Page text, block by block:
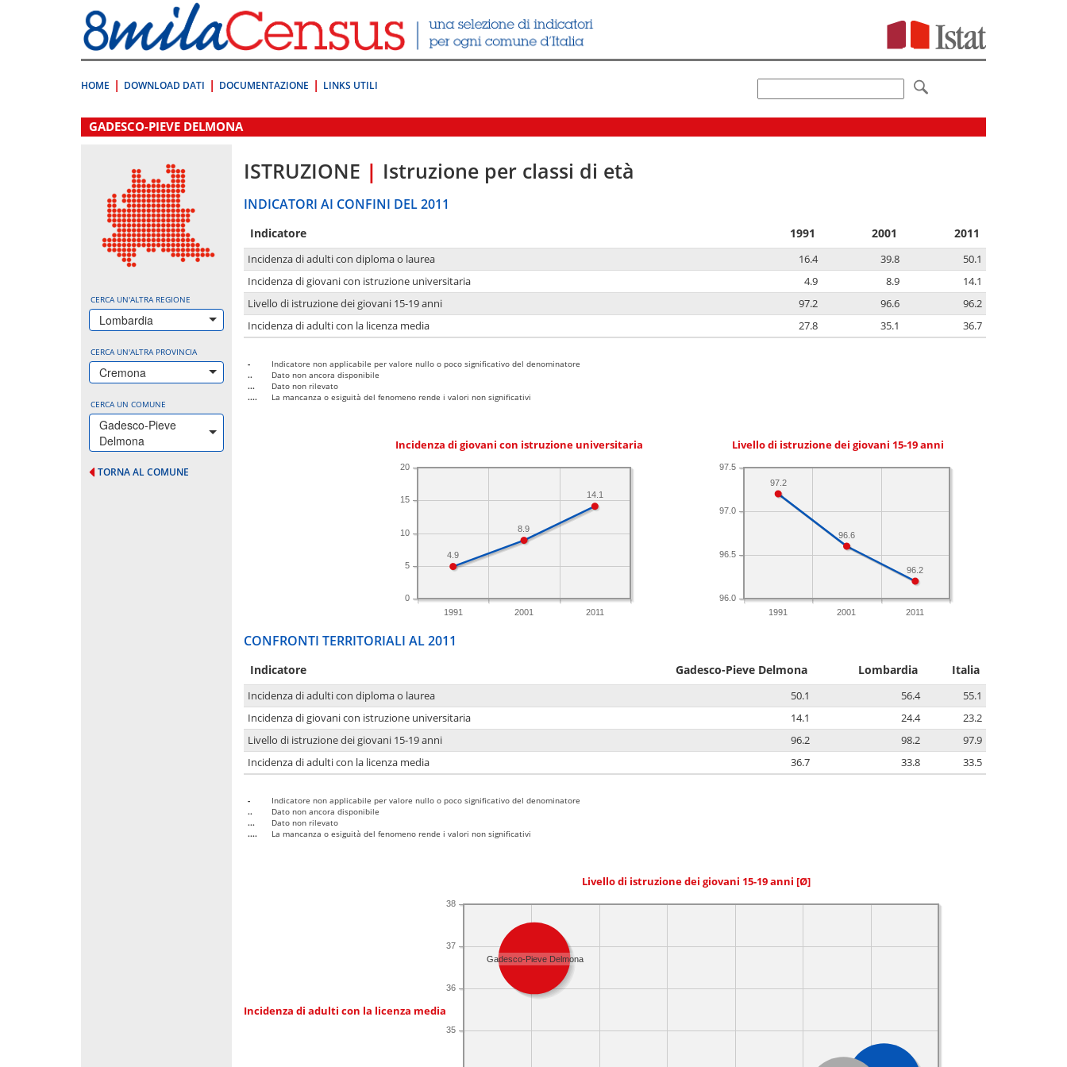
direttamente
a:
Contenuto
HOME DOWNLOAD DATI DOCUMENTAZIONE LINKS UTILI
.
GADESCO-PIEVE DELMONA
CERCA UN'ALTRA REGIONE
Lombardia
CERCA UN'ALTRA PROVINCIA
Cremona
CERCA UN COMUNE
Gadesco-Pieve
Delmona
TORNA AL COMUNE
ISTRUZIONE | Istruzione per classi di età
INDICATORI AI CONFINI DEL 2011
Indicatore 1991 2001 2011
Incidenza di adulti con diploma o laurea 16.4 39.8
50.1
Incidenza di giovani con istruzione universitaria
4.9 8.9
14.1
Livello di istruzione dei giovani 15-19 anni
97.2 96.6
96.2
Incidenza di adulti con la licenza media
27.8 35.1 36.7
-
Indicatore non applicabile per valore nullo o poco significativo del denominatore
..
Dato non ancora disponibile
...
Dato non rilevato
....
La mancanza o esiguità del fenomeno rende i valori non significativi
Incidenza di giovani con istruzione universitaria
1991 2001 2011
0
5
10
15
20
14.1
8.9
4.9
Livello di istruzione dei giovani 15-19 anni
1991 2001 2011
96.0
96.5
97.0
97.5
96.2
96.6
97.2
CONFRONTI TERRITORIALI AL 2011
Indicatore Gadesco-Pieve Delmona Lombardia Italia
Incidenza di adulti con diploma o laurea 50.1 56.4
55.1
Incidenza di giovani con istruzione universitaria
14.1 24.4
23.2
Livello di istruzione dei giovani 15-19 anni
96.2 98.2
97.9
Incidenza di adulti con la licenza media
36.7 33.8 33.5
-
Indicatore non applicabile per valore nullo o poco significativo del denominatore
..
Dato non ancora disponibile
...
Dato non rilevato
....
La mancanza o esiguità del fenomeno rende i valori non significativi
Livello di istruzione dei giovani 15-19 anni [Ø]
Incidenza di adulti con la licenza media
35
36
37
38
Gadesco-Pieve Delmona